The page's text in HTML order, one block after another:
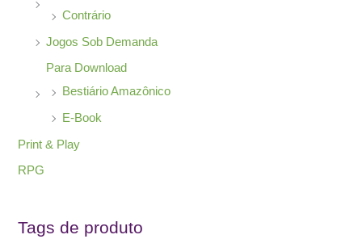
Contrário
Jogos Sob Demanda
Para Download
Bestiário Amazônico
E-Book
Print & Play
RPG
Tags de produto